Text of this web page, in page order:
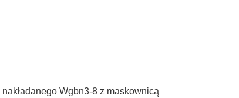
Wgbn3-8 z maskownicą